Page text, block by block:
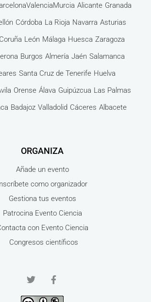
ValenciaMurcia Alicante Granada
Córdoba La Rioja Navarra Asturias
León Málaga Huesca Zaragoza
Burgos Almería Jaén Salamanca
Santa Cruz de Tenerife Huelva
Orense Álava Guipúzcua Las Palmas
Badajoz Valladolid Cáceres Albacete
ORGANIZA
Añade un evento
como organizador
Gestiona tus eventos
Patrocina Evento Ciencia
con Evento Ciencia
Congresos científicos